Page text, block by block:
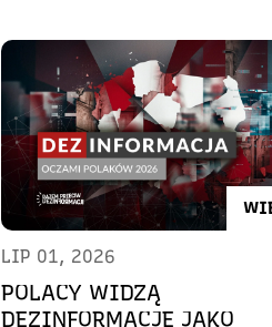
LIP 01, 2026
POLACY WIDZĄ
DEZINFORMACJĘ JAKO